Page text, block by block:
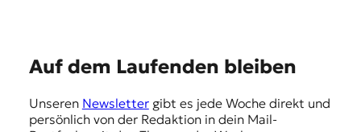
Auf dem Laufenden bleiben
Unseren Newslettergibt es jede Woche direkt und
persönlich von der Redaktion in dein Mail-